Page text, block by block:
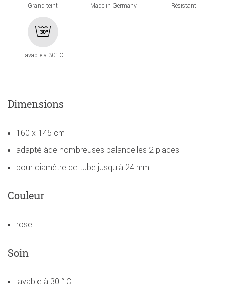
Grand teint Made in Germany Résistant
Lavable à 30° C
Dimensions
160 x 145 cm
adapté àde nombreuses balancelles 2 places
pour diamètre de tube jusqu'à 24 mm
Couleur
rose
Soin
lavable à 30 ° C